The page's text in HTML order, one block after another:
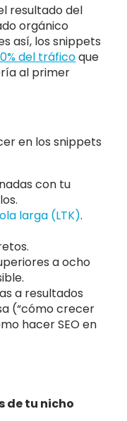
resultado del
orgánico
así, los snippets
del tráficoque
al primer
en los snippets
con tu
larga (LTK).
a ocho
a resultados
(“cómo crecer
hacer SEO en
de tu nicho